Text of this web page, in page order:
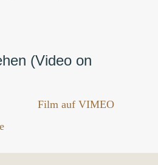
(Video on
Film auf VIMEO